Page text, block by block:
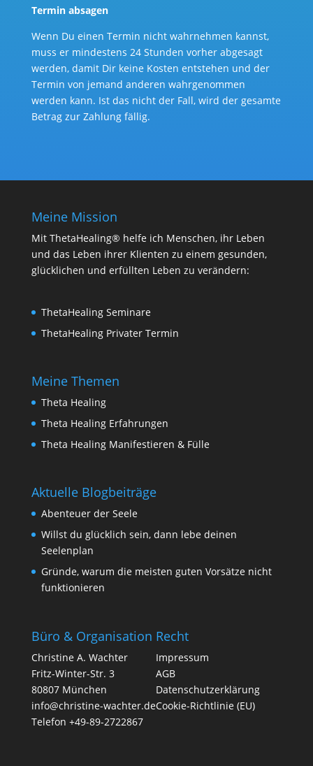
Termin absagen
Wenn Du einen Termin nicht wahrnehmen kannst,
muss er mindestens 24 Stunden vorher abgesagt
werden, damit Dir keine Kosten entstehen und der
Termin von jemand anderen wahrgenommen
werden kann. Ist das nicht der Fall, wird der gesamte
Betrag zur Zahlung fällig.
Meine Mission
Mit ThetaHealing® helfe ich Menschen, ihr Leben
und das Leben ihrer Klienten zu einem gesunden,
glücklichen und erfüllten Leben zu verändern:
ThetaHealing Seminare
ThetaHealing Privater Termin
Meine Themen
Theta Healing
Theta Healing Erfahrungen
Theta Healing Manifestieren & Fülle
Aktuelle Blogbeiträge
Abenteuer der Seele
Willst du glücklich sein, dann lebe deinen
Seelenplan
Gründe, warum die meisten guten Vorsätze nicht
funktionieren
Büro & Organisation
Christine A. Wachter
Fritz-Winter-Str. 3
80807 München
info@christine-wachter.de
Telefon +49-89-2722867
Recht
Impressum
AGB
Datenschutzerklärung
Cookie-Richtlinie (EU)